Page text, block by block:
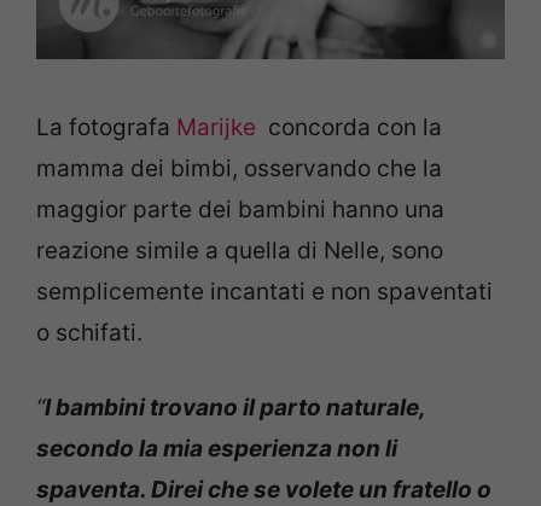
La fotografa Marijke concorda con la
mamma dei bimbi, osservando che la
maggior parte dei bambini hanno una
reazione simile a quella di Nelle, sono
semplicemente incantati e non spaventati
o schifati.
“I bambini trovano il parto naturale,
secondo la mia esperienza non li
spaventa. Direi che se volete un fratello o